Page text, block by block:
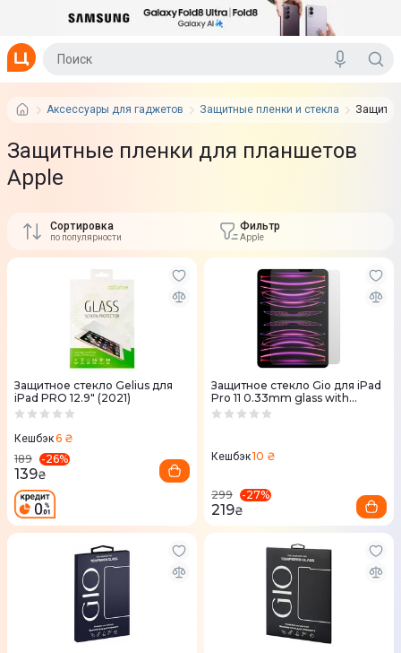
Аксессуары для гаджетов Защитные пленки и стекла
Защитные пленки для планшетов
Apple
Сортировка
по популярности
Фильтр
Apple
Защитное стекло Gelius для
iPad PRO 12.9" (2021)
Кешбэк6 ₴
189
-26%
139₴
Защитное стекло Gio для iPad
Pro 11 0.33mm glass with
applicator clear
Кешбэк10 ₴
299 -27%
219₴